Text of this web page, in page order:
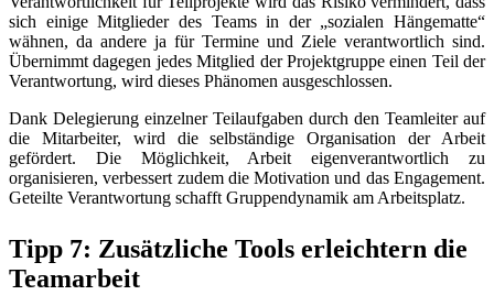
sich einige Mitglieder des Teams in der „sozialen Hängematte“
wähnen, da andere ja für Termine und Ziele verantwortlich sind.
Übernimmt dagegen jedes Mitglied der Projektgruppe einen Teil der
Verantwortung, wird dieses Phänomen ausgeschlossen.
Dank Delegierung einzelner Teilaufgaben durch den Teamleiter auf
die Mitarbeiter, wird die selbständige Organisation der Arbeit
gefördert. Die Möglichkeit, Arbeit eigenverantwortlich zu
organisieren, verbessert zudem die Motivation und das Engagement.
Geteilte Verantwortung schafft Gruppendynamik am Arbeitsplatz.
Tipp 7: Zusätzliche Tools erleichtern die
Teamarbeit